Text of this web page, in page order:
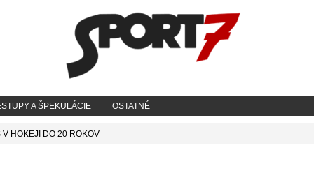
A ŠPEKULÁCIE OSTATNÉ
V HOKEJI DO 20 ROKOV